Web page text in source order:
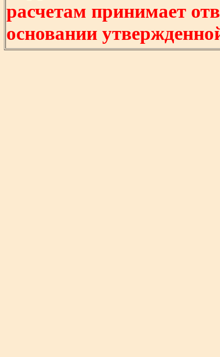
расчетам принимает
основании